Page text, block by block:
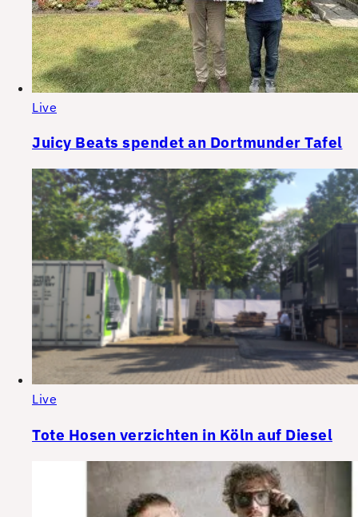
Live
Juicy Beats spendet an Dortmunder Tafel
Live
Tote Hosen verzichten in Köln auf Diesel